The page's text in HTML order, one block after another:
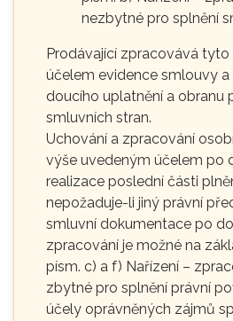
nezbytné pro splnění
Prodávající zpracovává tyto
účelem evidence smlouvy
doucího uplatnění a obranu
smluvních stran.
Uchování a zpracování
výše uvedeným účelem po
realizace poslední části
nepožaduje-li jiný právní
smluvní dokumentace po
zpracování je možné na
písm. c) a f) Nařízení –
zbytné pro splnění právní
účely oprávněných zájmů